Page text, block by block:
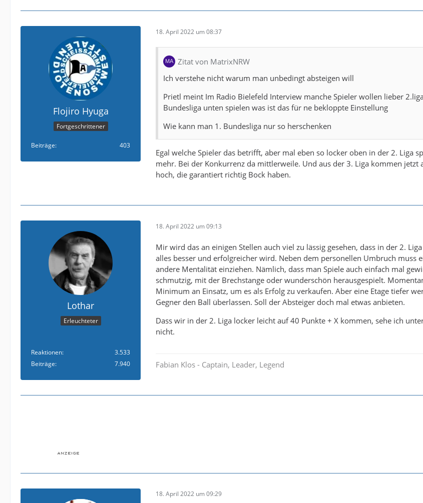
Flojiro Hyuga
Fortgeschrittener
Beiträge 403
18. April 2022 um 08:37
Zitat von MatrixNRW
Ich verstehe nicht warum man unbedingt absteigen will
Prietl meint Im Radio Bielefeld Interview manche Spieler wollen lieber
Bundesliga unten spielen was ist das für ne bekloppte Einstellung
Wie kann man 1. Bundesliga nur so herschenken
Egal welche Spieler das betrifft, aber mal eben so locker oben in der 2. Liga
mehr. Bei der Konkurrenz da mittlerweile. Und aus der 3. Liga kommen jetzt
hoch, die garantiert richtig Bock haben.
Lothar
Erleuchteter
Reaktionen
3.533
Beiträge
7.940
18. April 2022 um 09:13
Mir wird das an einigen Stellen auch viel zu lässig gesehen, dass in der 2.
alles besser und erfolgreicher wird. Neben dem personellen Umbruch muss
andere Mentalität einziehen. Nämlich, dass man Spiele auch einfach mal
schmutzig, mit der Brechstange oder wunderschön herausgespielt.
Minimum an Einsatz, um es als Erfolg zu verkaufen. Aber eine Etage tiefer
Gegner den Ball überlassen. Soll der Absteiger doch mal etwas anbieten.
Dass wir in der 2. Liga locker leicht auf 40 Punkte + X kommen, sehe ich
nicht.
Fabian Klos - Captain, Leader, Legend
18. April 2022 um 09:29